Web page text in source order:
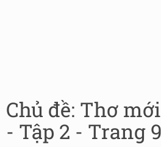
Chủ đề: Thơ
- Tập 2 - Trang 9